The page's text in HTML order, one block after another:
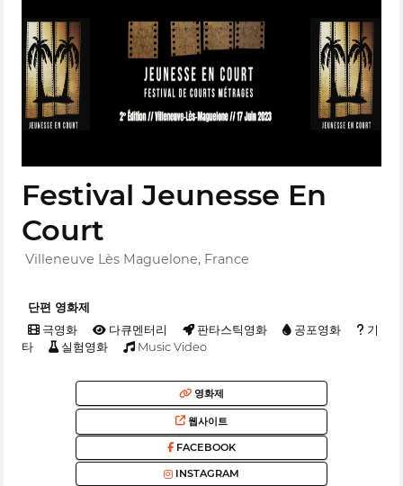
Festival Jeunesse En
Court
Villeneuve Lès Maguelone, France
단편 영화제
극영화 다큐멘터리 판타스틱영화 공포영화
기
타
실험영화 Music Video
영화제
웹사이트
FACEBOOK
INSTAGRAM